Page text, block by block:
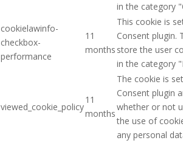
in the category
cookielawinfo-
checkbox-
performance
11
months
This cookie is
Consent plugin.
store the user
in the category
viewed_cookie_policy
11
months
The cookie is
Consent plugin
whether or not
the use of
any personal